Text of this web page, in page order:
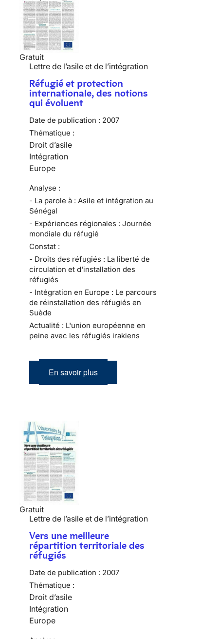
Gratuit
Lettre de l’asile et de l’intégration
Réfugié et protection
internationale, des notions
qui évoluent
Date de publication : 2007
Thématique :
Droit d’asile
Intégration
Europe
Analyse :
- La parole à : Asile et intégration au
Sénégal
- Expériences régionales : Journée
mondiale du réfugié
Constat :
- Droits des réfugiés : La liberté de
circulation et d'installation des
réfugiés
- Intégration en Europe : Le parcours
de réinstallation des réfugiés en
Suède
Actualité : L'union européenne en
peine avec les réfugiés irakiens
En savoir plus
Gratuit
Lettre de l’asile et de l’intégration
Vers une meilleure
répartition territoriale des
réfugiés
Date de publication : 2007
Thématique :
Droit d’asile
Intégration
Europe